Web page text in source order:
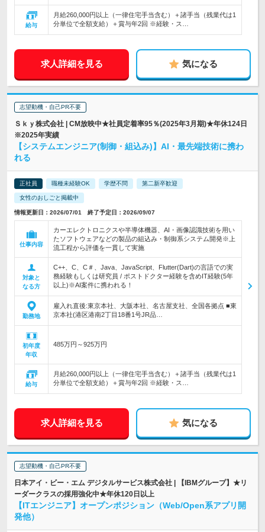
給与
月給260,000円以上（一律住宅手当含む）＋諸手当（残業代は1
分単位で全額支給）＋賞与年2回 ※経験・ス…
求人詳細を見る 気になる
志望動機・自己PR不要
Ｓｋｙ株式会社 | CM放映中★社員定着率95％(2025年3月期)★年休124日
※2025年実績
【システムエンジニア(制御・組込み)】AI・最先端技術に携わ
れる
正社員 職種未経験OK 学歴不問 第二新卒歓迎
女性のおしごと掲載中
情報更新日：2026/07/01 終了予定日：2026/09/07
仕事内容
カーエレクトロニクスや半導体機器、AI・画像認識技術を用い
たソフトウェアなどの製品の組込み・制御系システム開発※上
流工程から評価を一貫して実施
対象と
なる方
C++、C、C＃、Java、JavaScript、Flutter(Dart)の言語での実
務経験もしくは研究員 / ポストドクター経験を含めIT経験(5年
以上)※AI案件に携われる！
勤務地
雇入れ直後:東京本社、大阪本社、名古屋支社、全国各拠点 ■東
京本社(港区港南2丁目18番1号JR品…
初年度
年収
485万円～925万円
給与
月給260,000円以上（一律住宅手当含む）＋諸手当（残業代は1
分単位で全額支給）＋賞与年2回 ※経験・ス…
求人詳細を見る 気になる
志望動機・自己PR不要
日本アイ・ビー・エム デジタルサービス株式会社 | 【IBMグループ】★リ
ーダークラスの採用強化中★年休120日以上
【ITエンジニア】オープンポジション（Web/Open系アプリ開
発他）